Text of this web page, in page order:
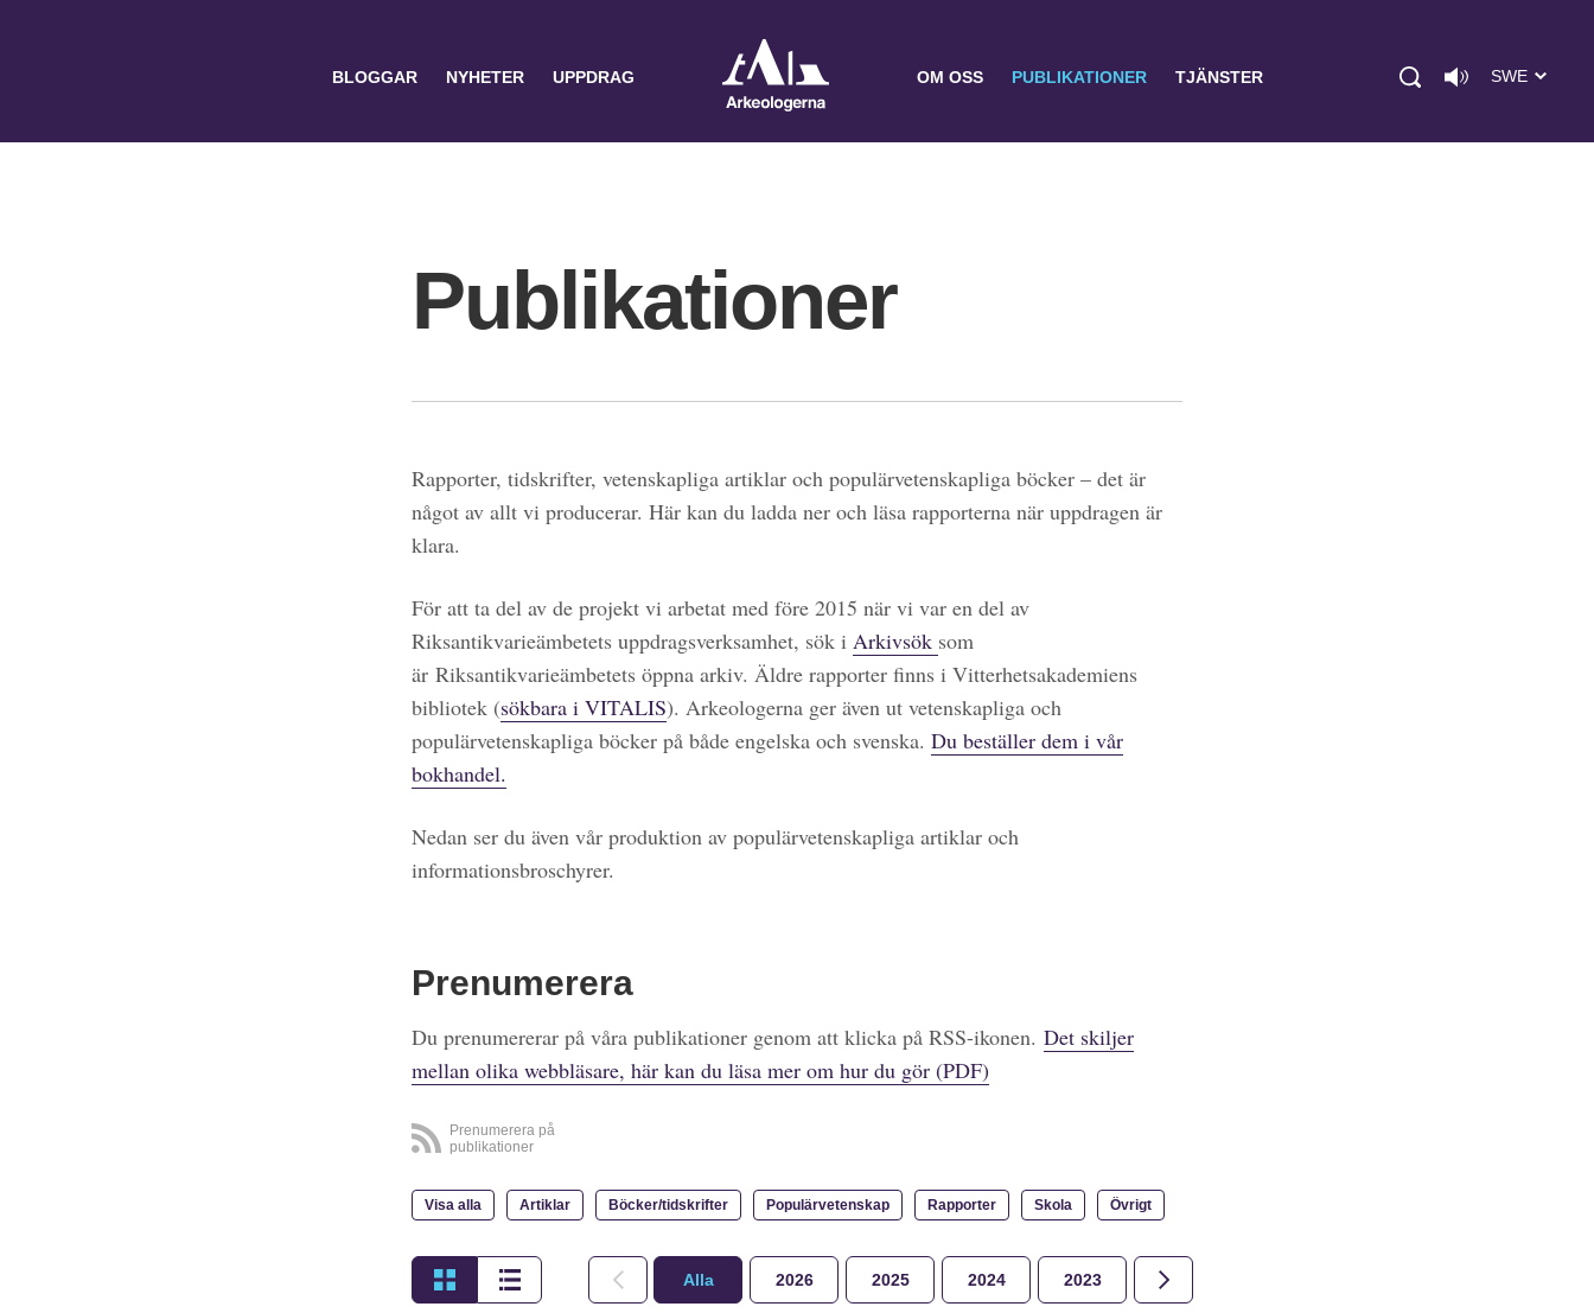
BLOGGAR NYHETER UPPDRAG OM OSS PUBLIKATIONER TJÄNSTER SWE
Publikationer
Rapporter, tidskrifter, vetenskapliga artiklar och populärvetenskapliga böcker – det är
något av allt vi producerar. Här kan du ladda ner och läsa rapporterna när uppdragen är
klara.
För att ta del av de projekt vi arbetat med före 2015 när vi var en del av
Riksantikvarieämbetets uppdragsverksamhet, sök i Arkivsök som
är Riksantikvarieämbetets öppna arkiv. Äldre rapporter finns i Vitterhetsakademiens
bibliotek (sökbara i VITALIS). Arkeologerna ger även ut vetenskapliga och
populärvetenskapliga böcker på både engelska och svenska. Du beställer dem i vår
bokhandel.
Nedan ser du även vår produktion av populärvetenskapliga artiklar och
informationsbroschyrer.
Prenumerera
Du prenumererar på våra publikationer genom att klicka på RSS-ikonen. Det skiljer
mellan olika webbläsare, här kan du läsa mer om hur du gör (PDF)
Prenumerera på
publikationer
Visa alla Artiklar Böcker/tidskrifter Populärvetenskap Rapporter Skola Övrigt
Alla 2026 2025 2024 2023 2022